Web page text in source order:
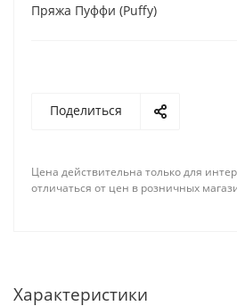
Пряжа Пуффи (Puffy)
Поделиться
Цена действительна только для
отличаться от цен в розничных
Характеристики